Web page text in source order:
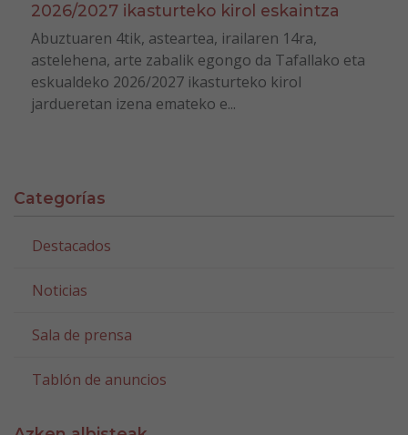
2026/2027 ikasturteko kirol eskaintza
Abuztuaren 4tik, asteartea, irailaren 14ra,
astelehena, arte zabalik egongo da Tafallako eta
eskualdeko 2026/2027 ikasturteko kirol
jardueretan izena emateko e...
Categorías
Destacados
Noticias
Sala de prensa
Tablón de anuncios